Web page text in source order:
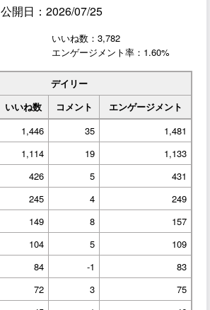
公開日：2026/07/25
いいね数：3,782
エンゲージメント率：1.60%
デイリー
いいね数 コメント
エンゲージメント
1,446 35
1,481
1,114 19
1,133
426 5
431
245 4
249
149 8
157
104 5
109
84 -1
83
72 3
75